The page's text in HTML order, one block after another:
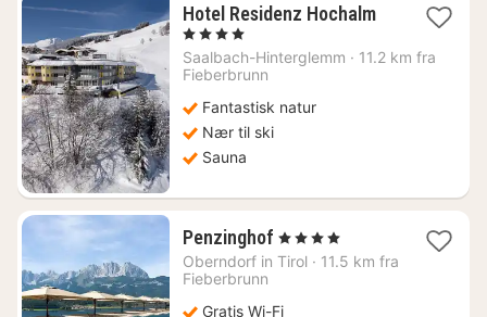
Hotel Residenz Hochalm1
fra
, 4 Stjerner
Saalbach-Hinterglemm · 11.2 km fra
Fieberbrunn
Fantastisk natur
Nær til ski
Sauna
Penzinghof 1
natt
, 4 Stjerner
Oberndorf in Tirol · 11.5 km fra
Fieberbrunn
Gratis Wi-Fi